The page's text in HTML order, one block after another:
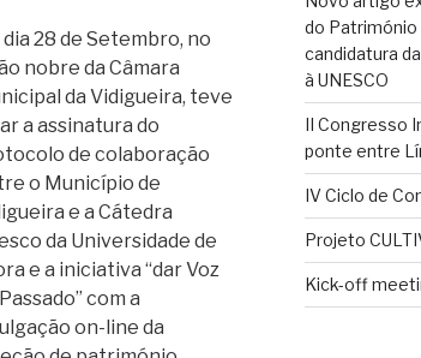
dia 28 de Setembro, no
nobre da Câmara
da Vidigueira, teve
a assinatura do
de colaboração
o Município de
e a Cátedra
da Universidade de
e a iniciativa “dar Voz
com a
on-line da
do Património
candidatura
à UNESCO
II Congresso
ponte entre
IV Ciclo de
Projeto
Kick-off